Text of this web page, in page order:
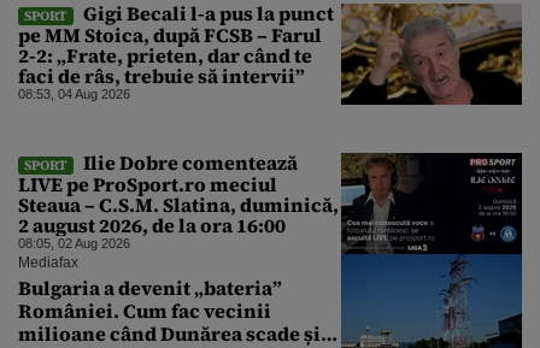
SPORT
Gigi Becali l-a pus la punct
pe MM Stoica, după FCSB – Farul
2-2: „Frate, prieten, dar când te
faci de râs, trebuie să intervii”
08:53, 04 Aug 2026
SPORT
Ilie Dobre comentează
LIVE pe ProSport.ro meciul
Steaua – C.S.M. Slatina, duminică,
2 august 2026, de la ora 16:00
08:05, 02 Aug 2026
Mediafax
Bulgaria a devenit „bateria”
României. Cum fac vecinii
milioane când Dunărea scade și